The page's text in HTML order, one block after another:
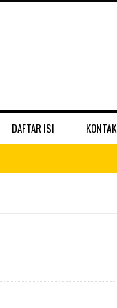
DAFTAR ISI KONTAK